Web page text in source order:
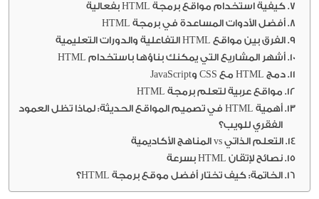
كيفية استخدام مواقع برمجة HTML بفعالية
أفضل الأدوات المساعدة في برمجة HTML
الفرق بين مواقع HTML التفاعلية والدورات التعليمية
أشهر المشاريع التي يمكنك بناؤها باستخدام HTML
دمج HTML مع CSS وJavaScript
مواقع عربية لتعلم برمجة HTML
أهمية HTML في تصميم المواقع الحديثة: لماذا تظل العمود
الفقري للويب؟
التعلم الذاتي vs المناهج الأكاديمية
نصائح لإتقان HTML بسرعة
الخاتمة: كيف تختار أفضل موقع برمجة HTML؟